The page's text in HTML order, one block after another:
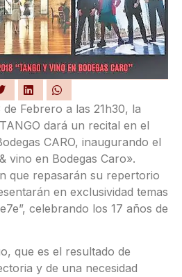
Febrero a las 21h30, la
dará un recital en el
CARO, inaugurando el
vino en Bodegas Caro».
que repasarán su repertorio
en exclusividad temas
celebrando los 17 años de
que es el resultado de
y de una necesidad